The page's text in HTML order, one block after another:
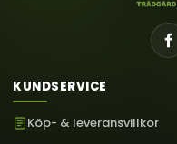
KUNDSERVICE
Köp- & leveransvillkor